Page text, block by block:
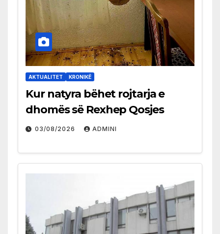
AKTUALITET KRONIKË
Kur natyra bëhet rojtarja e
dhomës së Rexhep Qosjes
03/08/2026 ADMINI